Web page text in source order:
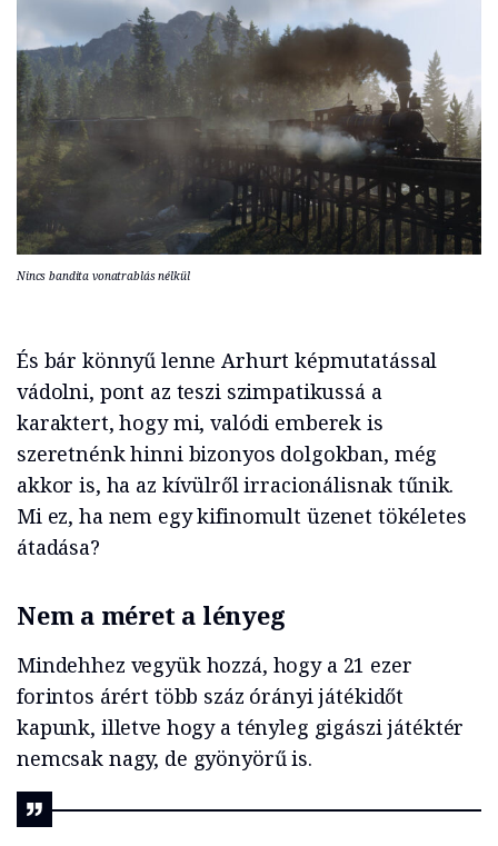
Nincs bandita vonatrablás nélkül
És bár könnyű lenne Arhurt képmutatással
vádolni, pont az teszi szimpatikussá a
karaktert, hogy mi, valódi emberek is
szeretnénk hinni bizonyos dolgokban, még
akkor is, ha az kívülről irracionálisnak tűnik.
Mi ez, ha nem egy kifinomult üzenet tökéletes
átadása?
Nem a méret a lényeg
Mindehhez vegyük hozzá, hogy a 21 ezer
forintos árért több száz órányi játékidőt
kapunk, illetve hogy a tényleg gigászi játéktér
nemcsak nagy, de gyönyörű is.